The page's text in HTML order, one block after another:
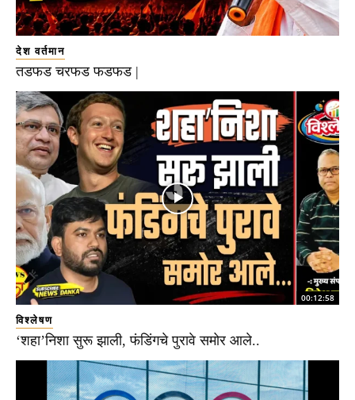
देश वर्तमान
तडफड चरफड फडफड |
00:12:58
विश्लेषण
‘शहा’निशा सुरू झाली, फंडिंगचे पुरावे समोर आले..